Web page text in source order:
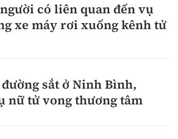
có liên quan đến vụ
xe máy rơi xuống kênh tử
sắt ở Ninh Bình,
nữ tử vong thương tâm